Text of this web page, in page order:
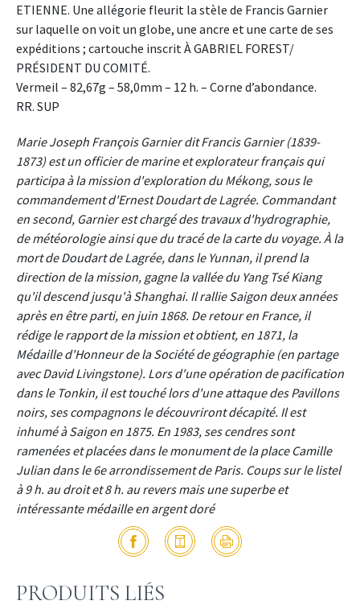
ETIENNE. Une allégorie fleurit la stèle de Francis Garnier
sur laquelle on voit un globe, une ancre et une carte de ses
expéditions ; cartouche inscrit À GABRIEL FOREST/
PRÉSIDENT DU COMITÉ.
Vermeil – 82,67g – 58,0mm – 12 h. – Corne d’abondance.
RR. SUP
Marie Joseph François Garnier dit Francis Garnier (1839-
1873) est un officier de marine et explorateur français qui
participa à la mission d'exploration du Mékong, sous le
commandement d'Ernest Doudart de Lagrée. Commandant
en second, Garnier est chargé des travaux d'hydrographie,
de météorologie ainsi que du tracé de la carte du voyage. À la
mort de Doudart de Lagrée, dans le Yunnan, il prend la
direction de la mission, gagne la vallée du Yang Tsé Kiang
qu'il descend jusqu'à Shanghai. Il rallie Saigon deux années
après en être parti, en juin 1868. De retour en France, il
rédige le rapport de la mission et obtient, en 1871, la
Médaille d'Honneur de la Société de géographie (en partage
avec David Livingstone). Lors d'une opération de pacification
dans le Tonkin, il est touché lors d'une attaque des Pavillons
noirs, ses compagnons le découvriront décapité. Il est
inhumé à Saigon en 1875. En 1983, ses cendres sont
ramenées et placées dans le monument de la place Camille
Julian dans le 6e arrondissement de Paris. Coups sur le listel
à 9 h. au droit et 8 h. au revers mais une superbe et
intéressante médaille en argent doré
PRODUITS LIÉS